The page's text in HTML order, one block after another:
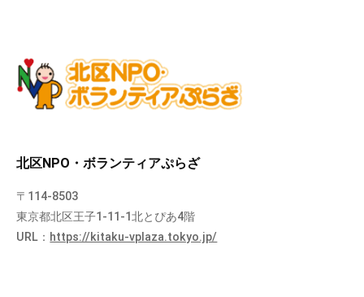
北区NPO・ボランティアぷらざ
〒114-8503
東京都北区王子1-11-1北とぴあ4階
URL： https://kitaku-vplaza.tokyo.jp/